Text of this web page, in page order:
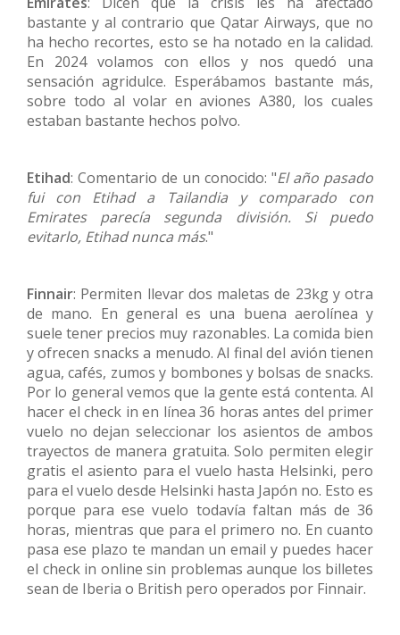
bastante y al contrario que Qatar Airways, que no
ha hecho recortes, esto se ha notado en la calidad.
En 2024 volamos con ellos y nos quedó una
sensación agridulce. Esperábamos bastante más,
sobre todo al volar en aviones A380, los cuales
estaban bastante hechos polvo.
Etihad: Comentario de un conocido: "El año pasado
fui con Etihad a Tailandia y comparado con
Emirates parecía segunda división. Si puedo
evitarlo, Etihad nunca más."
Finnair: Permiten llevar dos maletas de 23kg y otra
de mano. En general es una buena aerolínea y
suele tener precios muy razonables. La comida bien
y ofrecen snacks a menudo. Al final del avión tienen
agua, cafés, zumos y bombones y bolsas de snacks.
Por lo general vemos que la gente está contenta. Al
hacer el check in en línea 36 horas antes del primer
vuelo no dejan seleccionar los asientos de ambos
trayectos de manera gratuita. Solo permiten elegir
gratis el asiento para el vuelo hasta Helsinki, pero
para el vuelo desde Helsinki hasta Japón no. Esto es
porque para ese vuelo todavía faltan más de 36
horas, mientras que para el primero no. En cuanto
pasa ese plazo te mandan un email y puedes hacer
el check in online sin problemas aunque los billetes
sean de Iberia o British pero operados por Finnair.